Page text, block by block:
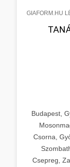
GIAFORM.HU
Budapest,
Csorna,
Csepreg,